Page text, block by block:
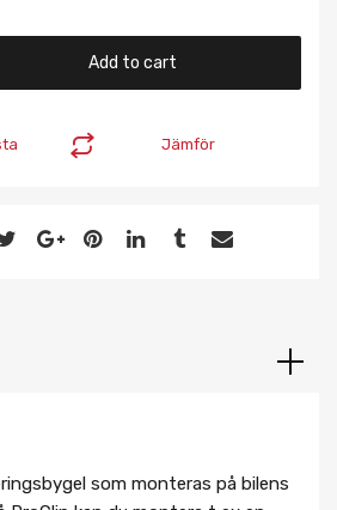
Add to cart
Jämför
som monteras på bilens